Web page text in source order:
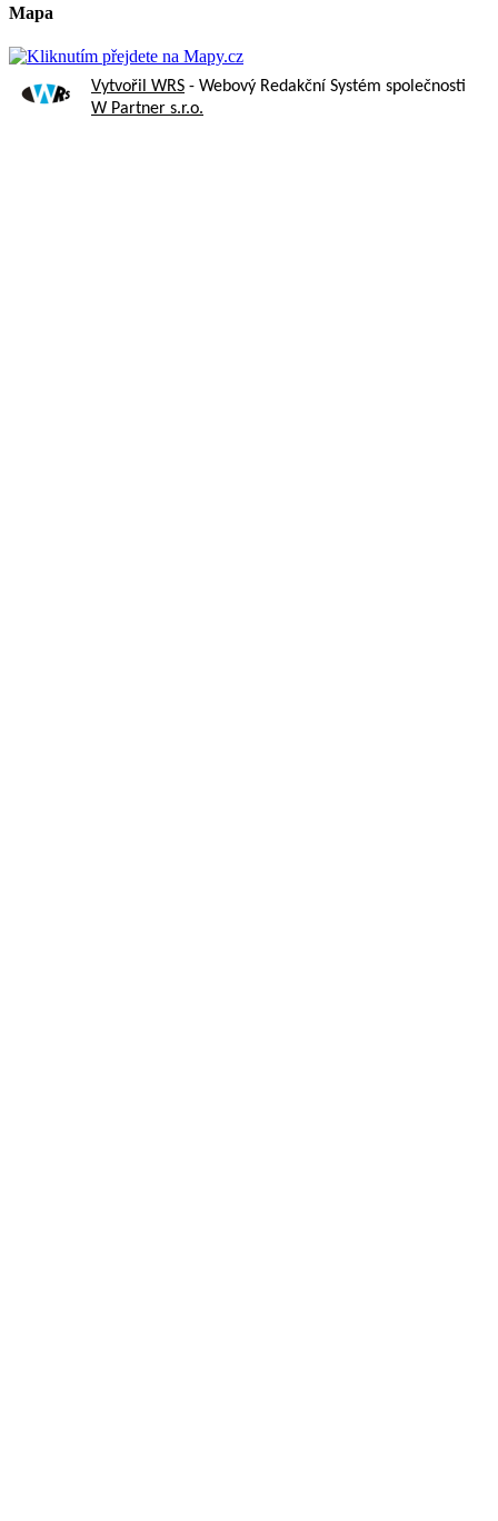
Mapa
Vytvořil WRS - Webový Redakční Systém společnosti
W Partner s.r.o.